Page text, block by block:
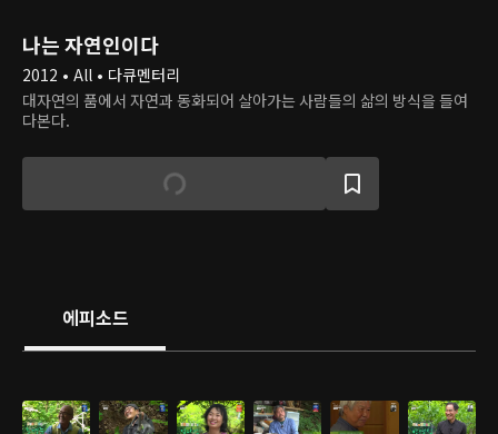
나는 자연인이다
2012 • All • 다큐멘터리
대자연의 품에서 자연과 동화되어 살아가는 사람들의 삶의 방식을 들여
다본다.
에피소드